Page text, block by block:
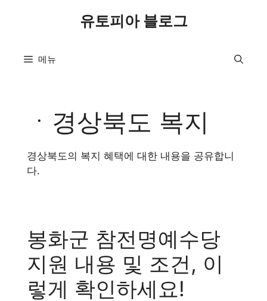
유토피아 블로그
메뉴
ㆍ경상북도 복지
경상북도의 복지 혜택에 대한 내용을 공유합니
다.
봉화군 참전명예수당
지원 내용 및 조건, 이
렇게 확인하세요!